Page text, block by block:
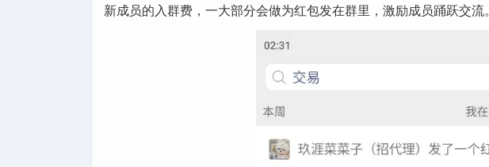
新成员的入群费，一大部分会做为红包发在群里，激励成员踊跃交流。